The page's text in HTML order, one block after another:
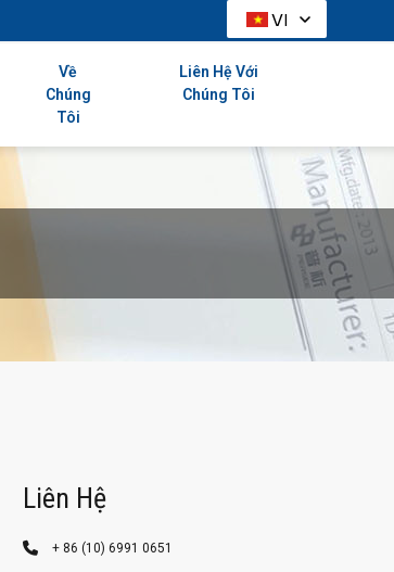
VI
Về
Chúng
Tôi
Liên Hệ Với
Chúng Tôi
Liên Hệ
+ 86 (10) 6991 0651